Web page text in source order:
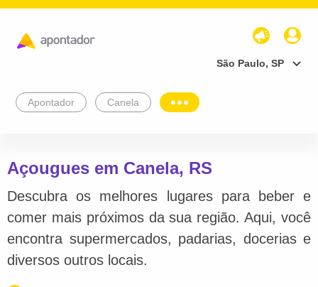
São Paulo, SP
Apontador Canela
Açougues em Canela, RS
Descubra os melhores lugares para beber e
comer mais próximos da sua região. Aqui, você
encontra supermercados, padarias, docerias e
diversos outros locais.